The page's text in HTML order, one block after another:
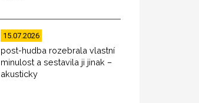
15.07.2026
post-hudba rozebrala vlastní
minulost a sestavila ji jinak –
akusticky